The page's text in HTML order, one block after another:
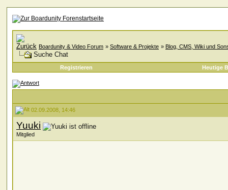
Boardunity & Video Forum » Software & Projekte » Blog, CMS, Wiki und
Suche Chat
Registrieren Heutige
02.09.2008, 14:46
Yuuki
Mitglied